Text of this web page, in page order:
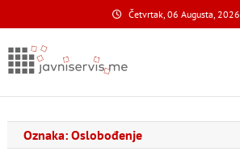
to
content
Četvrtak, 06 Augusta, 2026
Javni Servis
Oznaka: Oslobođenje